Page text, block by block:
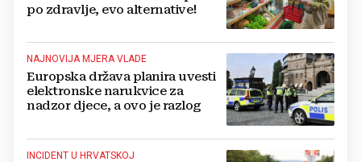
po zdravlje, evo alternative!
NAJNOVIJA MJERA VLADE
Europska država planira uvesti
elektronske narukvice za
nadzor djece, a ovo je razlog
INCIDENT U HRVATSKOJ